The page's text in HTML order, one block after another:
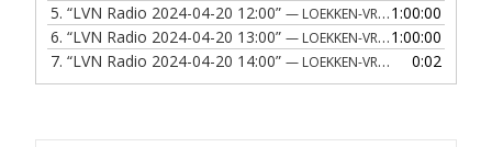
5. “LVN Radio 2024-04-20 12:00” — LOEKKEN-VRAA NAERRADIO
1:00:00
6. “LVN Radio 2024-04-20 13:00” — LOEKKEN-VRAA NAERRADIO
1:00:00
7. “LVN Radio 2024-04-20 14:00” — LOEKKEN-VRAA NAERRADIO 0:02